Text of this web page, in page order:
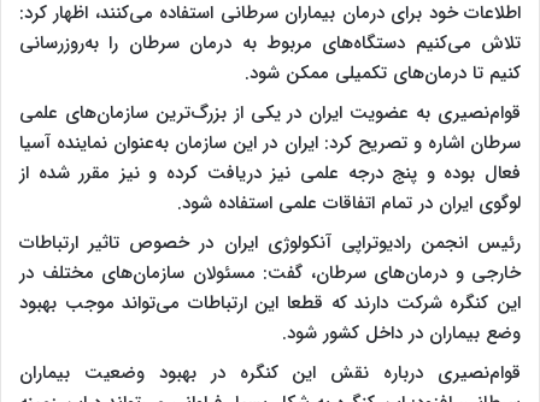
اطلاعات خود برای درمان بیماران سرطانی استفاده می‌کنند، اظهار کرد:
تلاش می‌کنیم دستگاه‌های مربوط به درمان سرطان را به‌روزرسانی
کنیم تا درمان‌های تکمیلی ممکن شود.
قوام‌نصیری به عضویت ایران در یکی از بزرگ‌ترین سازمان‌های علمی
سرطان اشاره و تصریح کرد: ایران در این سازمان به‌عنوان نماینده آسیا
فعال بوده و پنج درجه علمی نیز دریافت کرده و نیز مقرر شده از
لوگوی ایران در تمام اتفاقات علمی استفاده شود.
رئیس انجمن رادیوتراپی آنکولوژی ایران در خصوص تاثیر ارتباطات
خارجی و درمان‌های سرطان، گفت: مسئولان سازمان‌های مختلف در
این کنگره شرکت دارند که قطعا این ارتباطات می‌تواند موجب بهبود
وضع بیماران در داخل کشور شود.
قوام‌نصیری درباره نقش این کنگره در بهبود وضعیت بیماران